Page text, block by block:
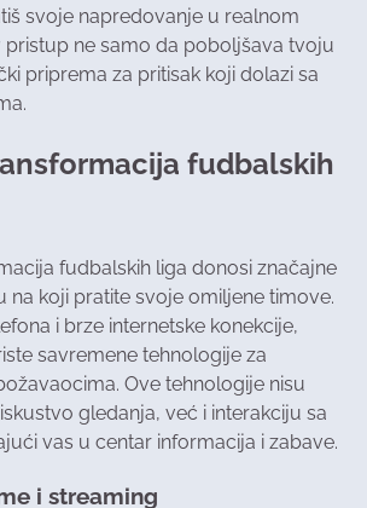
svoje napredovanje u realnom
pristup ne samo da poboljšava tvoju
priprema za pritisak koji dolazi sa
fudbalskih
fudbalskih liga donosi značajne
na koji pratite svoje omiljene timove.
i brze internetske konekcije,
savremene tehnologije za
Ove tehnologije nisu
gledanja, već i interakciju sa
vas u centar informacija i zabave.
i streaming